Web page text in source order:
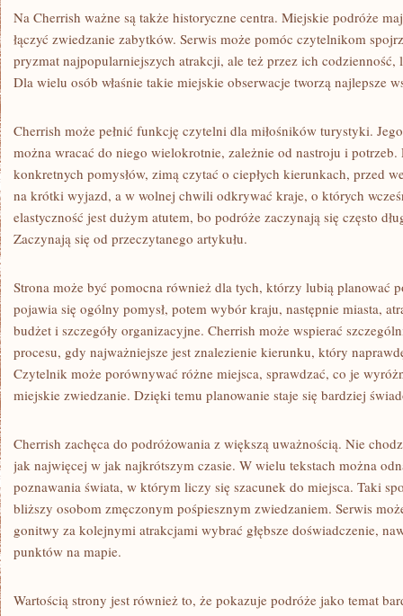
Na Cherrish ważne są także historyczne centra. Miejskie podróże
łączyć zwiedzanie zabytków. Serwis może pomóc czytelnikom
pryzmat najpopularniejszych atrakcji, ale też przez ich
Dla wielu osób właśnie takie miejskie obserwacje tworzą najlepsze
Cherrish może pełnić funkcję czytelni dla miłośników turystyki.
można wracać do niego wielokrotnie, zależnie od nastroju i potrzeb.
konkretnych pomysłów, zimą czytać o ciepłych kierunkach, przed
na krótki wyjazd, a w wolnej chwili odkrywać kraje, o których
elastyczność jest dużym atutem, bo podróże zaczynają się często
Zaczynają się od przeczytanego artykułu.
Strona może być pomocna również dla tych, którzy lubią planować
pojawia się ogólny pomysł, potem wybór kraju, następnie miasta,
budżet i szczegóły organizacyjne. Cherrish może wspierać
procesu, gdy najważniejsze jest znalezienie kierunku, który
Czytelnik może porównywać różne miejsca, sprawdzać, co je
miejskie zwiedzanie. Dzięki temu planowanie staje się bardziej
Cherrish zachęca do podróżowania z większą uważnością. Nie
jak najwięcej w jak najkrótszym czasie. W wielu tekstach można
poznawania świata, w którym liczy się szacunek do miejsca. Taki
bliższy osobom zmęczonym pośpiesznym zwiedzaniem. Serwis
gonitwy za kolejnymi atrakcjami wybrać głębsze doświadczenie,
punktów na mapie.
Wartością strony jest również to, że pokazuje podróże jako temat